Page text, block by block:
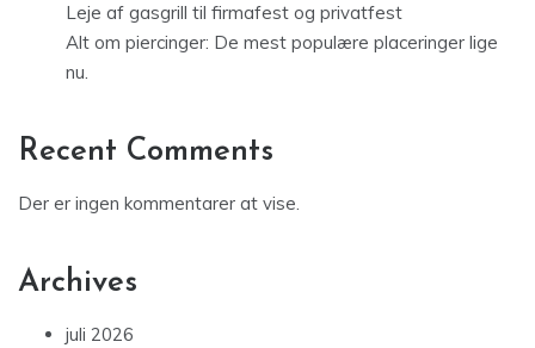
Leje af gasgrill til firmafest og privatfest
Alt om piercinger: De mest populære placeringer lige
nu.
Recent Comments
Der er ingen kommentarer at vise.
Archives
juli 2026